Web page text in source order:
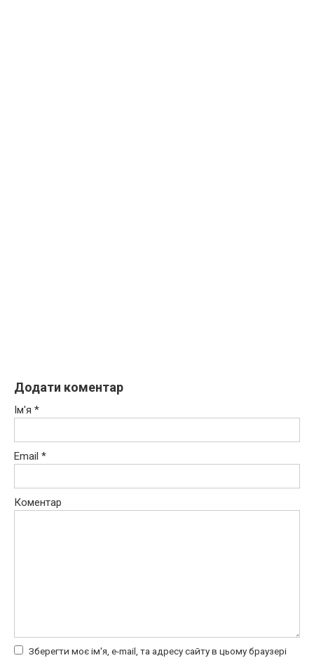
Додати коментар
Ім'я *
Email *
Коментар
Зберегти моє ім'я, e-mail, та адресу сайту в цьому браузері